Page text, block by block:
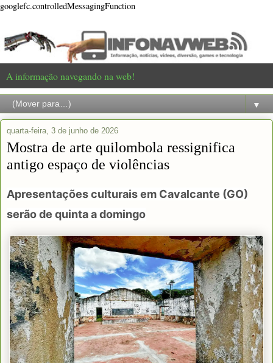
googlefc.controlledMessagingFunction
A informação navegando na web!
▼
quarta-feira, 3 de junho de 2026
Mostra de arte quilombola ressignifica
antigo espaço de violências
Apresentações culturais em Cavalcante (GO)
serão de quinta a domingo